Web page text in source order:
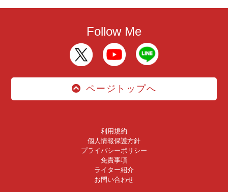
Follow Me
ページトップへ
利用規約
個人情報保護方針
プライバシーポリシー
免責事項
ライター紹介
お問い合わせ